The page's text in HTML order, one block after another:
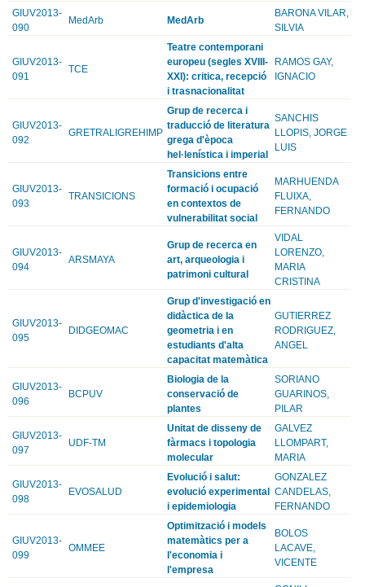
GIUV2013-
090
MedArb MedArb
BARONA VILAR,
SILVIA
GIUV2013-
091
TCE
Teatre contemporani
europeu (segles XVIII-
XXI): critica, recepció
i trasnacionalitat
RAMOS GAY,
IGNACIO
GIUV2013-
092
GRETRALIGREHIMP
Grup de recerca i
traducció de literatura
grega d'època
hel·lenística i imperial
SANCHIS
LLOPIS, JORGE
LUIS
GIUV2013-
093
TRANSICIONS
Transicions entre
formació i ocupació
en contextos de
vulnerabilitat social
MARHUENDA
FLUIXA,
FERNANDO
GIUV2013-
094
ARSMAYA
Grup de recerca en
art, arqueologia i
patrimoni cultural
VIDAL
LORENZO,
MARIA
CRISTINA
GIUV2013-
095
DIDGEOMAC
Grup d'investigació en
didàctica de la
geometria i en
estudiants d'alta
capacitat matemàtica
GUTIERREZ
RODRIGUEZ,
ANGEL
GIUV2013-
096
BCPUV
Biologia de la
conservació de
plantes
SORIANO
GUARINOS,
PILAR
GIUV2013-
097
UDF-TM
Unitat de disseny de
fàrmacs i topologia
molecular
GALVEZ
LLOMPART,
MARIA
GIUV2013-
098
EVOSALUD
Evolució i salut:
evolució experimental
i epidemiologia
GONZALEZ
CANDELAS,
FERNANDO
GIUV2013-
099
OMMEE
Optimització i models
matemàtics per a
l'economia i
l'empresa
BOLOS
LACAVE,
VICENTE